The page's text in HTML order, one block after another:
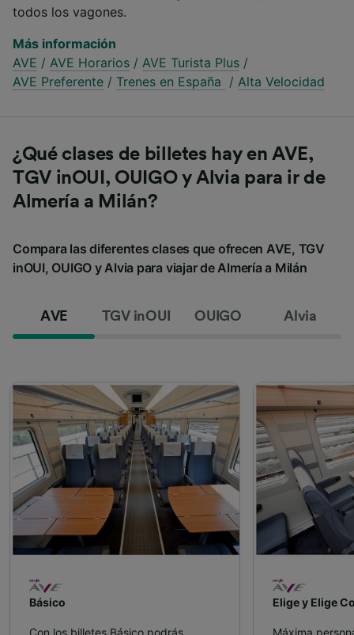
todos los vagones.
Más información
AVE / AVE Horarios / AVE Turista Plus /
AVE Preferente / Trenes en España / Alta Velocidad
¿Qué clases de billetes hay en AVE,
TGV inOUI, OUIGO y Alvia para ir de
Almería a Milán?
Compara las diferentes clases que ofrecen AVE, TGV
inOUI, OUIGO y Alvia para viajar de Almería a Milán
AVE TGV inOUI OUIGO Alvia
Básico
Con los billetes Básico podrás
Elige y Elige
Máxima